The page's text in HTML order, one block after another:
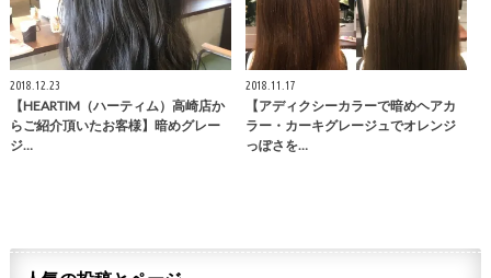
2018.12.23
【HEARTIM（ハーティム）高崎店か
らご紹介頂いたお客様】暗めグレー
ジ…
2018.11.17
【アディクシーカラーで暗めヘアカ
ラー・カーキグレージュでオレンジ
っぽさを…